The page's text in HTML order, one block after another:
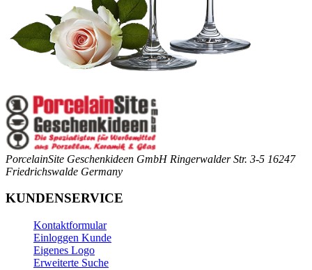
PorcelainSite Geschenkideen GmbH Ringerwalder Str. 3-5 16247
Friedrichswalde Germany
KUNDENSERVICE
Kontaktformular
Einloggen Kunde
Eigenes Logo
Erweiterte Suche